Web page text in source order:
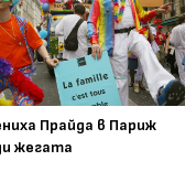
Прайда в Париж
жегата